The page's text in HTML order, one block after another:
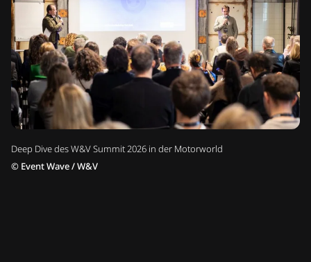
Deep Dive des W&V Summit 2026 in der Motorworld
© Event Wave / W&V